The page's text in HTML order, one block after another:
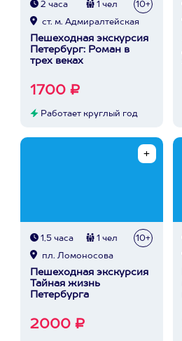
2 часа 1 чел 10+
ст. м. Адмиралтейская
Пешеходная экскурсия
Петербург: Роман в
трех веках
1700 ₽
Работает круглый год
1,5 часа 1 чел 10+
пл. Ломоносова
Пешеходная экскурсия
Тайная жизнь
Петербурга
2000 ₽